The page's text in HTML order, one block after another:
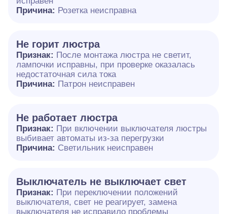
Причина: Розетка неисправна
Не горит люстра
Признак: После монтажа люстра не светит,
лампочки исправны, при проверке оказалась
недостаточная сила тока
Причина: Патрон неисправен
Не работает люстра
Признак: При включении выключателя люстры
выбивает автоматы из-за перегрузки
Причина: Светильник неисправен
Выключатель не выключает свет
Признак: При переключении положений
выключателя, свет не реагирует, замена
выключателя не исправило проблемы